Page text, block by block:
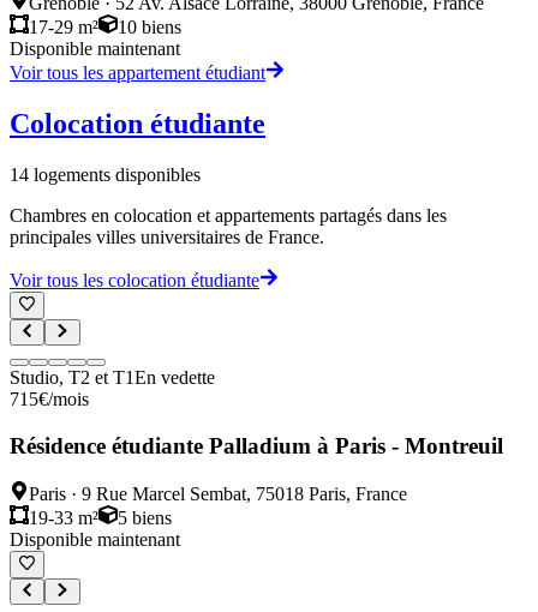
17-29 m²
10 biens
Disponible maintenant
Voir tous les appartement étudiant
Colocation étudiante
14 logements disponibles
Chambres en colocation et appartements partagés dans les
principales villes universitaires de France.
Voir tous les colocation étudiante
Studio, T2 et T1En vedette
715€/mois
Résidence étudiante Palladium à Paris - Montreuil
Paris · 9 Rue Marcel Sembat, 75018 Paris, France
19-33 m²
5 biens
Disponible maintenant